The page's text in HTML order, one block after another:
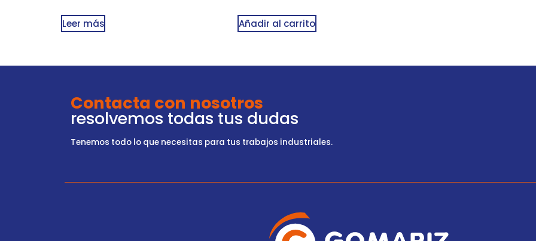
Leer más Añadir al carrito
Contacta con nosotros
resolvemos todas tus dudas
Tenemos todo lo que necesitas para tus trabajos industriales.